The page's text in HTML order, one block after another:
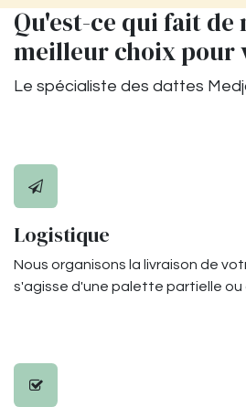
Qu'est-ce qui fait de
meilleur choix pour
Le spécialiste des dattes
Logistique
Nous organisons la livraison de
s'agisse d'une palette partielle ou